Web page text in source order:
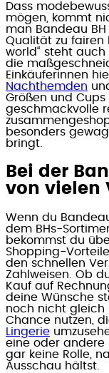
Dass
mögen, kommt
man Bandeau BH
Qualität zu fairen
world“ steht
die
Einkäuferinnen
Nachthemden
Größen und
geschmackvolle
besonders
bringt.
Bei der
von vielen
Wenn du
dem BHs-
bekommst du
Shopping-
den schnellen
Zahlweisen. Ob
Kauf auf
deine Wünsche
noch nicht gleich
Chance nutzen,
Lingerie
eine oder andere
gar keine Rolle,
Ausschau hältst.